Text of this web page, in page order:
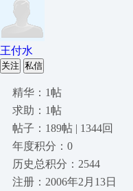
王付水
关注 私信
精华：1帖
求助：1帖
帖子：189帖 | 1344回
年度积分：0
历史总积分：2544
注册：2006年2月13日